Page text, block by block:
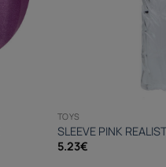
TOYS
SLEEVE PINK
5.23€